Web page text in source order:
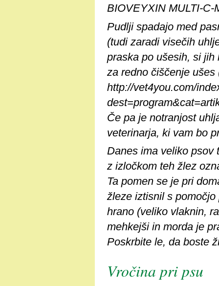
BIOVEYXIN MULTI-C-
Pudlji spadajo med
(tudi zaradi visečih
praska po ušesih, si
za redno čiščenje
http://vet4you.com/
Če pa je notranjost
veterinarja, ki vam bo
Danes ima veliko psov
z izločkom teh žlez
Ta pomen se je pri
žleze iztisnil s
hrano (veliko vlaknin,
mehkejši in morda je
Poskrbite le, da boste
Vročina pri psu